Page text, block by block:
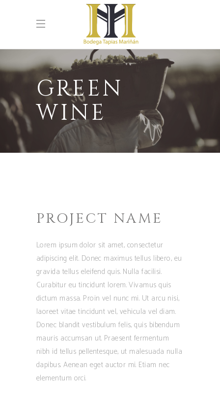
GREEN
WINE
PROJECT NAME
Lorem ipsum dolor sit amet, consectetur
adipiscing elit. Donec maximus tellus libero, eu
gravida tellus eleifend quis. Nulla facilisi.
Curabitur eu tincidunt lorem. Vivamus quis
dictum massa. Proin vel nunc mi. Ut arcu nisi,
laoreet vitae tincidunt vel, vehicula vel diam.
Donec blandit vestibulum felis, quis bibendum
mauris accumsan ut. Praesent fermentum
nibh id tellus pellentesque, ut malesuada nulla
dapibus. Aenean eget auctor mi. Etiam nec
elementum orci.